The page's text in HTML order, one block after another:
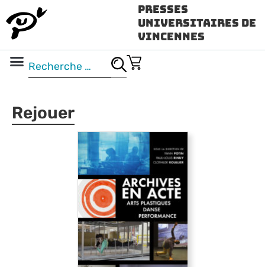
Presses
Universitaires de
Vincennes
Rejouer